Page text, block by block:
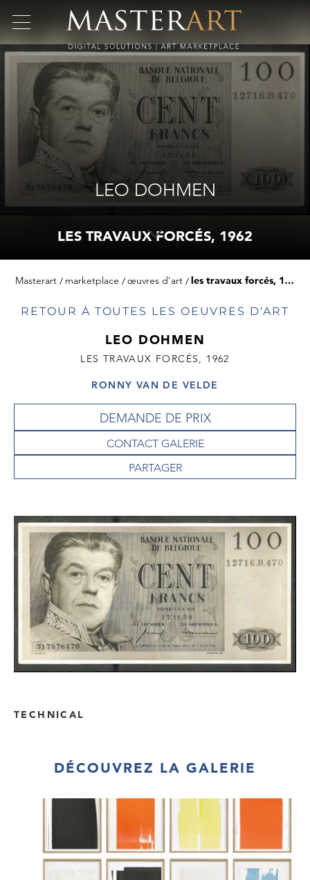
LEO DOHMEN
LES TRAVAUX FORCÉS, 1962
Masterart marketplace œuvres d'art les travaux forcés, 1962
RETOUR À TOUTES LES OEUVRES D'ART
LEO DOHMEN
LES TRAVAUX FORCÉS, 1962
RONNY VAN DE VELDE
DEMANDE DE PRIX
CONTACT GALERIE
TECHNICAL
DÉCOUVREZ LA GALERIE